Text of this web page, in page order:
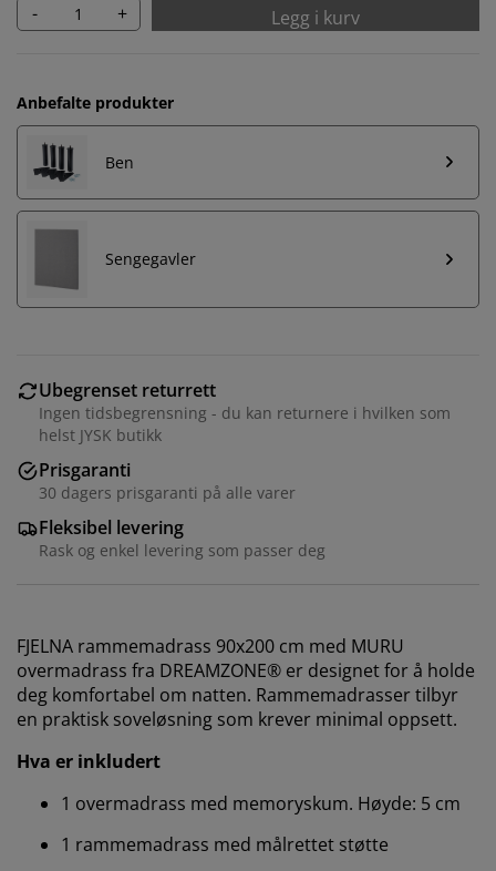
- + Legg i kurv
Anbefalte produkter
Ben
Sengegavler
Ubegrenset returrett
Ingen tidsbegrensning - du kan returnere i hvilken som
helst JYSK butikk
Prisgaranti
30 dagers prisgaranti på alle varer
Fleksibel levering
Rask og enkel levering som passer deg
FJELNA rammemadrass 90x200 cm med MURU
overmadrass fra DREAMZONE® er designet for å holde
deg komfortabel om natten. Rammemadrasser tilbyr
en praktisk soveløsning som krever minimal oppsett.
Hva er inkludert
1 overmadrass med memoryskum. Høyde: 5 cm
1 rammemadrass med målrettet støtte